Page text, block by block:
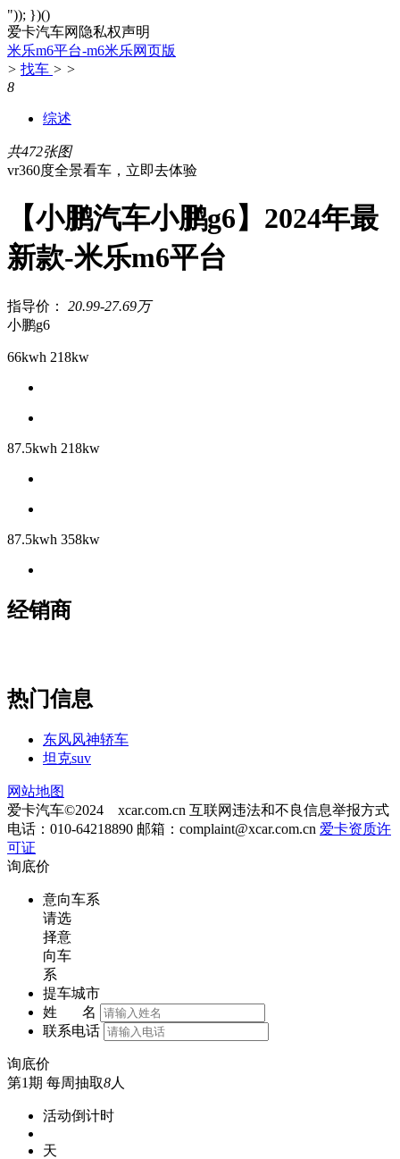
")); })()
爱卡汽车网隐私权声明
米乐m6平台-m6米乐网页版
> 找车 > >
8
综述
共472张图
vr360度全景看车，立即去体验
【小鹏汽车小鹏g6】2024年最
新款-米乐m6平台
指导价： 20.99-27.69万
小鹏g6
66kwh 218kw
87.5kwh 218kw
87.5kwh 358kw
经销商
热门信息
东风风神轿车
坦克suv
网站地图
爱卡汽车©2024 xcar.com.cn 互联网违法和不良信息举报方式
电话：010-64218890 邮箱： complaint@xcar.com.cn 爱卡资质许
可证
询底价
意向车系
请选
择意
向车
系
提车城市
姓 名
联系电话
询底价
第1期 每周抽取8人
活动倒计时
天